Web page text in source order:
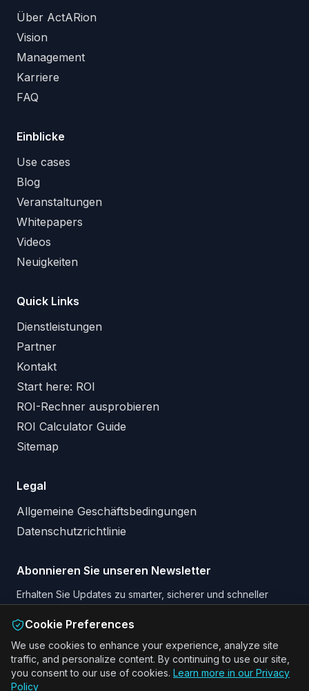
Über ActARion
Vision
Management
Karriere
FAQ
Einblicke
Use cases
Blog
Veranstaltungen
Whitepapers
Videos
Neuigkeiten
Quick Links
Dienstleistungen
Partner
Kontakt
Start here: ROI
ROI-Rechner ausprobieren
ROI Calculator Guide
Sitemap
Legal
Allgemeine Geschäftsbedingungen
Datenschutzrichtlinie
Abonnieren Sie unseren Newsletter
Erhalten Sie Updates zu smarter, sicherer und schneller
Arbeit mit KI und Augmented Reality.
Email address
Newsletter abonnieren
Cookie Preferences
We use cookies to enhance your experience, analyze site
traffic, and personalize content. By continuing to use our site,
you consent to our use of cookies. Learn more in our Privacy
Policy